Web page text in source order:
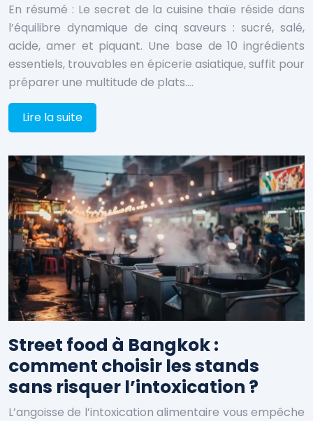
En résumé : Le secret de la cuisine thaïe réside dans
l’équilibre dynamique de cinq saveurs : sucré, salé,
acide, amer et piquant. Une base de 10 ingrédients
essentiels, trouvables en épicerie asiatique, suffit pour
préparer une multitude de plats….
Lire la suite
Street food à Bangkok :
comment choisir les stands
sans risquer l’intoxication ?
L’angoisse de l’intoxication alimentaire vous empêche